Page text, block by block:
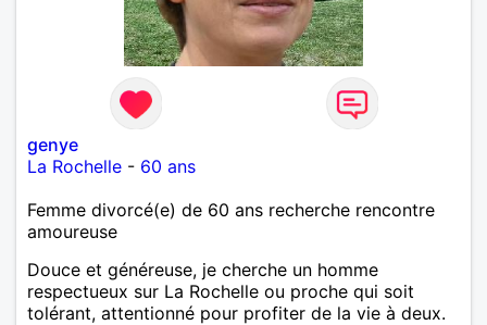
genye
La Rochelle - 60 ans
Femme divorcé(e) de 60 ans recherche rencontre
amoureuse
Douce et généreuse, je cherche un homme
respectueux sur La Rochelle ou proche qui soit
tolérant, attentionné pour profiter de la vie à deux.